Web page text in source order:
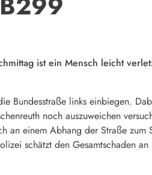
ist ein Mensch leicht
Bundesstraße links einbiegen.
noch auszuweichen
an einem Abhang der Straße zum
schätzt den Gesamtschaden